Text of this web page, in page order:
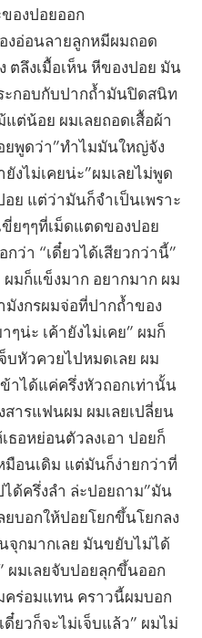
องปอยออก
งอ่อนลายลูกหมีผมถอด
ตลึงเมื้อเห็น หีของปอย มัน
กอบกับปากถ้ำมันปิดสนิท
ต่น้อย ผมเลยถอดเสื้อผ้า
ยพูดว่า”ทำไมมันใหญ่จัง
งไม่เคยน่ะ”ผมเลยไม่พูด
ย แต่ว่ามันก็จำเป็นเพราะ
ขี่ยๆๆที่เม็ดแตดของปอย
ว่า “เดี๋ยวได้เสียวกว่านี้”
ผมก็แข็งมาก อยากมาก ผม
มังกรผมจ่อที่ปากถ้ำของ
ๆน่ะ เค้ายังไม่เคย” ผมก็
บหัวควยไปหมดเลย ผม
าได้แค่ครึ่งหัวถอกเท่านั้น
สารแฟนผม ผมเลยเปลี่ยน
อหย่อนตัวลงเอา ปอยก็
อนเดิม แต่มันก็ง่ายกว่าที่
ได้ครึ่งลำ ล่ะปอยถาม”มัน
ยบอกให้ปอยโยกขึ้นโยกลง
จุกมากเลย มันขยับไม่ได้
ผมเลยจับปอยลุกขึ้นออก
คร่อมแทน คราวนี้ผมบอก
ยวก็จะไม่เจ็บแล้ว” ผมไม่